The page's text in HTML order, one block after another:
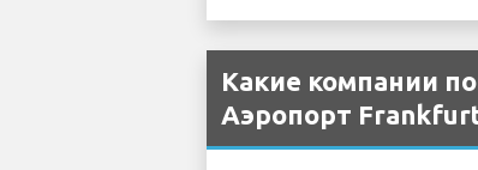
Какие компании
Аэропорт